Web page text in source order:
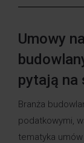
Umowy
pytają na
Branża
podatkowymi,
tematyka